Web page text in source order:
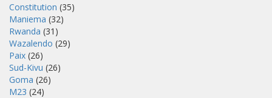
Constitution (35)
Maniema (32)
Rwanda (31)
Wazalendo (29)
Paix (26)
Sud-Kivu (26)
Goma (26)
M23 (24)